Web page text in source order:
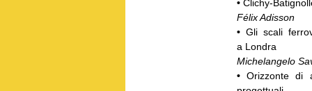
• Clichy-
Félix Adisson
•Gli scali
a Londra
Michelangelo
•Orizzonte di